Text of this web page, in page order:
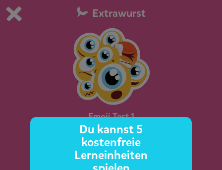
Du spielst die kostenfreie Testversion von scoyo.
Jetzt bestellen
0 1
Extrawurst
Emoji Test 1
Hier lernst du mehr über die Emojis und ihre
Gefühle.
Du kannst 5
kostenfreie
Lerneinheiten